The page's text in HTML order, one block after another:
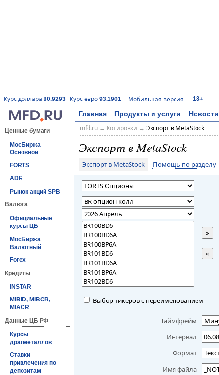
Курс доллара 80.9293 Курс евро 93.1901 Мобильная версия 18+
Главная Продукты и услуги Новости
Ценные бумаги
МосБиржа
Основной
FORTS
ADR
Рынок акций SPB
Валюта
Официальные
курсы ЦБ
МосБиржа
Валютный
Forex
Кредиты
INSTAR
MIBID, MIBOR,
MIACR
Данные ЦБ РФ
Курсы
драгметаллов
Ставки
привлечения по
депозитам
mfd.ru→ Котировки → Экспорт в MetaStock
Экспорт в MetaStock
Экспорт в MetaStock Помощь по разделу
»
«
Выбор тикеров с переименованием
Таймфрейм
Интервал
Формат
Имя файла